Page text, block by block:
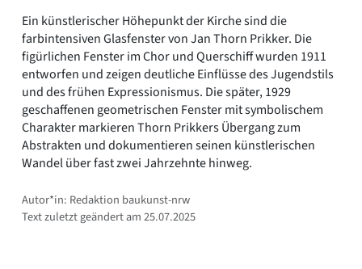
Ein künstlerischer Höhepunkt der Kirche sind die
farbintensiven Glasfenster von Jan Thorn Prikker. Die
figürlichen Fenster im Chor und Querschiff wurden 1911
entworfen und zeigen deutliche Einflüsse des Jugendstils
und des frühen Expressionismus. Die später, 1929
geschaffenen geometrischen Fenster mit symbolischem
Charakter markieren Thorn Prikkers Übergang zum
Abstrakten und dokumentieren seinen künstlerischen
Wandel über fast zwei Jahrzehnte hinweg.
Autor*in: Redaktion baukunst-nrw
Text zuletzt geändert am 25.07.2025